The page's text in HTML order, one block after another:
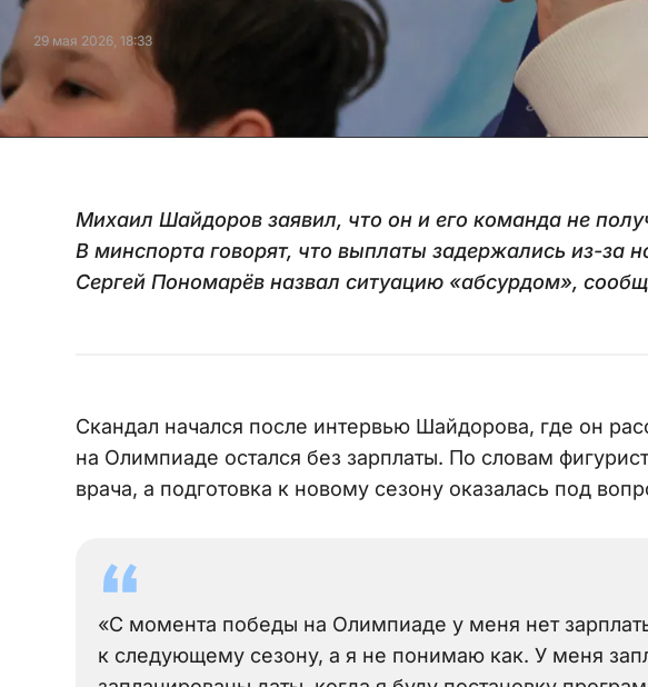
29 мая 2026, 18:33
Михаил Шайдоров заявил, что он и его команда не
В минспорта говорят, что выплаты задержались из-за
Сергей Пономарёв назвал ситуацию «абсурдом»,
Скандал начался после интервью Шайдорова, где он
на Олимпиаде остался без зарплаты. По словам
врача, а подготовка к новому сезону оказалась под
«С момента победы на Олимпиаде у меня нет
к следующему сезону, а я не понимаю как. У меня